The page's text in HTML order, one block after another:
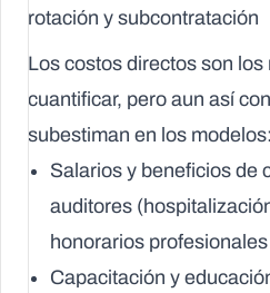
rotación y subcontratación
Los costos directos son los
cuantificar, pero aun así
subestiman en los modelos:
Salarios y beneficios de
auditores
honorarios
Capacitación y